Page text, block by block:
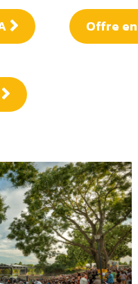
Offre